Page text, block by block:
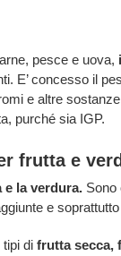
pesce e uova,
E’ concesso il
e altre
purché sia IGP.
frutta e
e la verdura.Sono
e
tipi di frutta secca,